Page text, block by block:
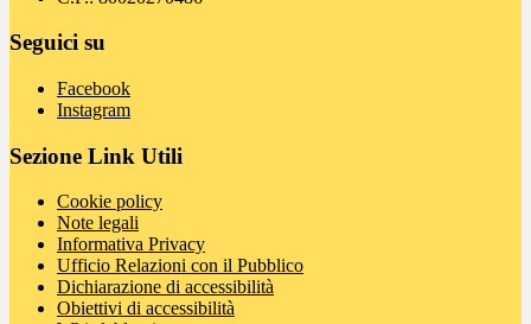
Seguici su
Facebook
Instagram
Sezione Link Utili
Cookie policy
Note legali
Informativa Privacy
Ufficio Relazioni con il Pubblico
Dichiarazione di accessibilità
Obiettivi di accessibilità